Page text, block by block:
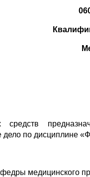
средств
дело по дисциплине
медицинского